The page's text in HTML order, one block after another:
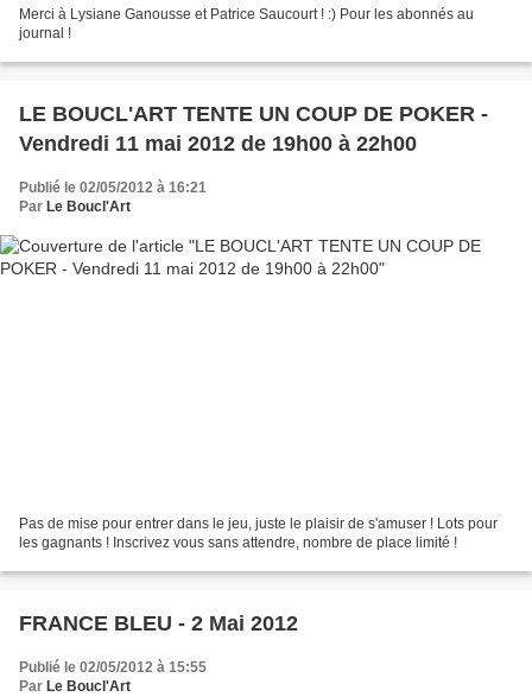
Merci à Lysiane Ganousse et Patrice Saucourt ! :) Pour les abonnés au
journal !
LE BOUCL'ART TENTE UN COUP DE POKER -
Vendredi 11 mai 2012 de 19h00 à 22h00
Publié le 02/05/2012 à 16:21
Par Le Boucl'Art
Pas de mise pour entrer dans le jeu, juste le plaisir de s'amuser ! Lots pour
les gagnants ! Inscrivez vous sans attendre, nombre de place limité !
FRANCE BLEU - 2 Mai 2012
Publié le 02/05/2012 à 15:55
Par Le Boucl'Art